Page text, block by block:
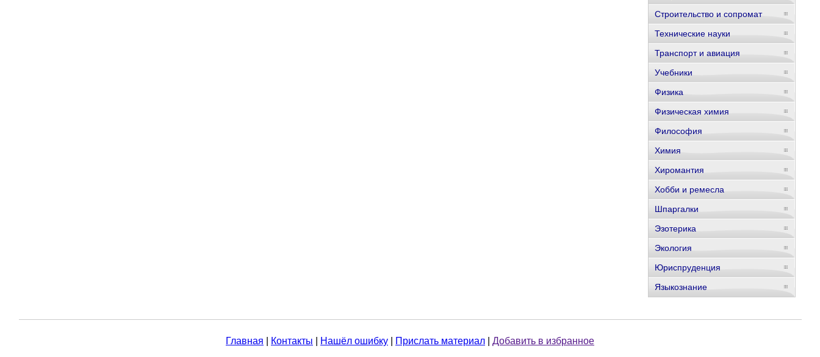
Строительство и сопромат
Технические науки
Транспорт и авиация
Учебники
Физика
Физическая химия
Философия
Химия
Хиромантия
Хобби и ремесла
Шпаргалки
Эзотерика
Экология
Юриспруденция
Языкознание
Главная Контакты Нашёл ошибку Прислать материал Добавить в избранное